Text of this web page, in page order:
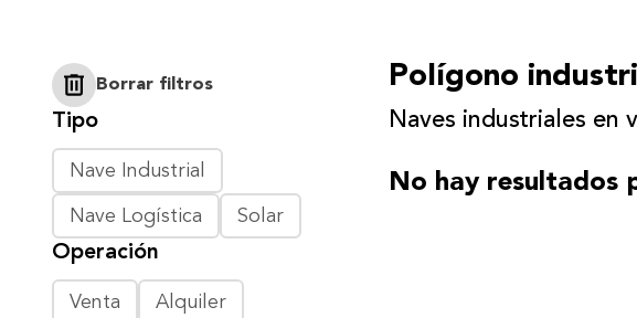
Borrar filtros
Tipo
Nave Industrial
Nave Logística Solar
Operación
Venta Alquiler
Polígono
Naves industriales en
No hay resultados